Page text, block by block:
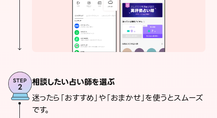
相談したい占い師を選ぶ
迷ったら「おすすめ」や「おまかせ」を使うとスムーズ
です。